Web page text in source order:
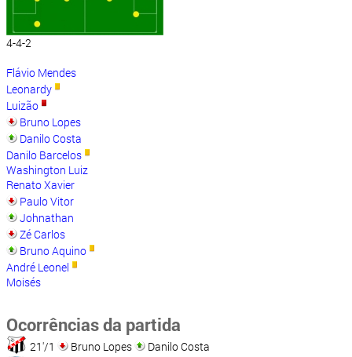
4-4-2
Flávio Mendes
Leonardy
Luizão
Bruno Lopes
Danilo Costa
Danilo Barcelos
Washington Luiz
Renato Xavier
Paulo Vitor
Johnathan
Zé Carlos
Bruno Aquino
André Leonel
Moisés
Ocorrências da partida
21'/1 Bruno Lopes
Danilo Costa